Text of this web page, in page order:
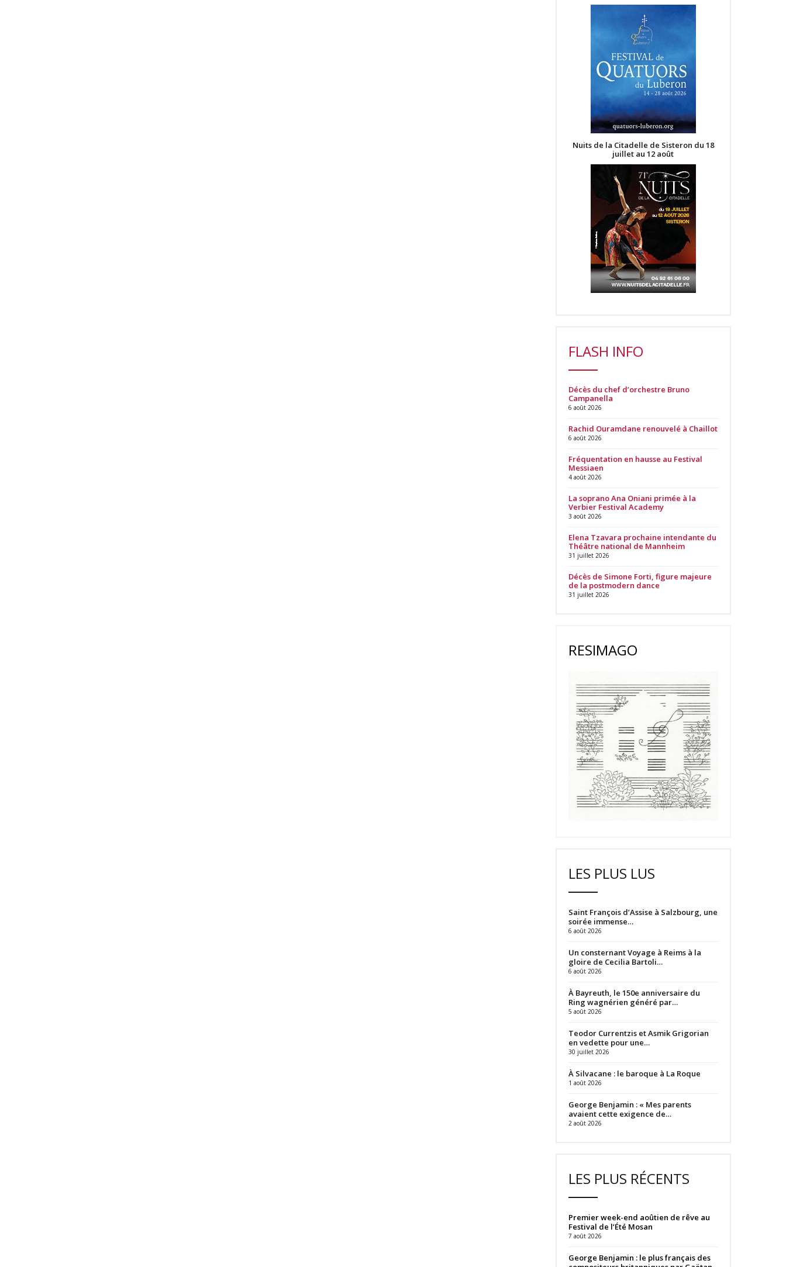
Nuits de la Citadelle de Sisteron du 18
juillet au 12 août
FLASH INFO
Décès du chef d’orchestre Bruno
Campanella
6 août 2026
Rachid Ouramdane renouvelé à Chaillot
6 août 2026
Fréquentation en hausse au Festival
Messiaen
4 août 2026
La soprano Ana Oniani primée à la
Verbier Festival Academy
3 août 2026
Elena Tzavara prochaine intendante du
Théâtre national de Mannheim
31 juillet 2026
Décès de Simone Forti, figure majeure
de la postmodern dance
31 juillet 2026
RESIMAGO
LES PLUS LUS
Saint François d’Assise à Salzbourg, une
soirée immense…
6 août 2026
Un consternant Voyage à Reims à la
gloire de Cecilia Bartoli…
6 août 2026
À Bayreuth, le 150e anniversaire du
Ring wagnérien généré par…
5 août 2026
Teodor Currentzis et Asmik Grigorian
en vedette pour une…
30 juillet 2026
À Silvacane : le baroque à La Roque
1 août 2026
George Benjamin : « Mes parents
avaient cette exigence de…
2 août 2026
LES PLUS RÉCENTS
Premier week-end aoûtien de rêve au
Festival de l’Été Mosan
7 août 2026
George Benjamin : le plus français des